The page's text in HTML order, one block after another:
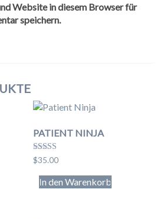
Website in diesem Browser für
speichern.
PATIENT NINJA
Bewertet
mit
4.67
von 5
$35.00
In den Warenkorb